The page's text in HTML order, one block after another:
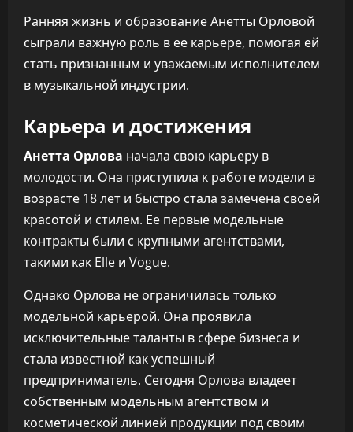
Ранняя жизнь и образование Анетты Орловой
сыграли важную роль в ее карьере, помогая ей
стать признанным и уважаемым исполнителем
в музыкальной индустрии.
Карьера и достижения
Анетта Орлова начала свою карьеру в
молодости. Она приступила к работе модели в
возрасте 18 лет и быстро стала замечена своей
красотой и стилем. Ее первые модельные
контракты были с крупными агентствами,
такими как Elle и Vogue.
Однако Орлова не ограничилась только
модельной карьерой. Она проявила
исключительные таланты в сфере бизнеса и
стала известной как успешный
предприниматель. Сегодня Орлова владеет
собственным модельным агентством и
косметической линией продукции под своим